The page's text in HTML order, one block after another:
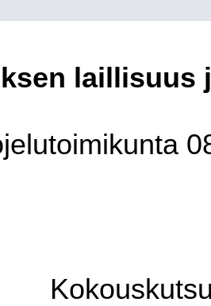
laillisuus